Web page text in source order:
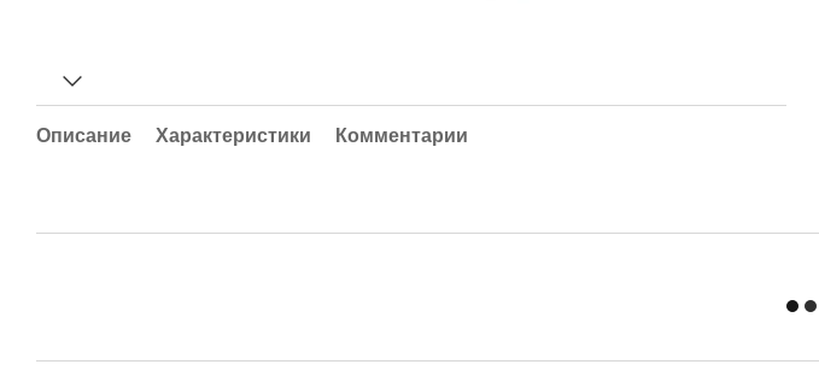
Описание Характеристики Комментарии